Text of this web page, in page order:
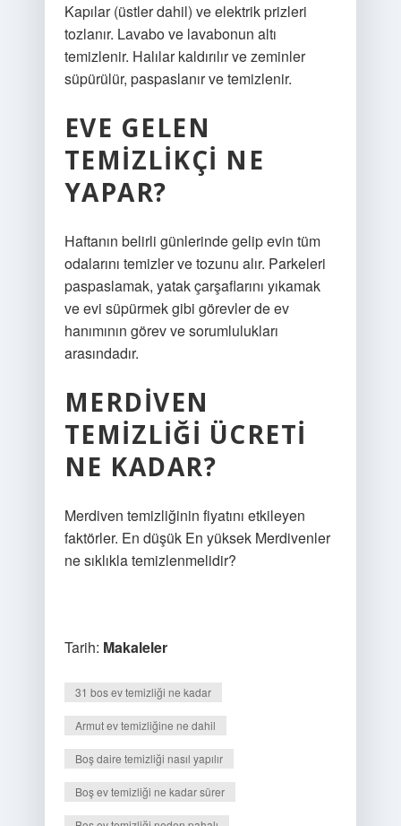
Kapılar (üstler dahil) ve elektrik prizleri
tozlanır. Lavabo ve lavabonun altı
temizlenir. Halılar kaldırılır ve zeminler
süpürülür, paspaslanır ve temizlenir.
EVE GELEN
TEMIZLIKÇI NE
YAPAR?
Haftanın belirli günlerinde gelip evin tüm
odalarını temizler ve tozunu alır. Parkeleri
paspaslamak, yatak çarşaflarını yıkamak
ve evi süpürmek gibi görevler de ev
hanımının görev ve sorumlulukları
arasındadır.
MERDIVEN
TEMIZLIĞI ÜCRETI
NE KADAR?
Merdiven temizliğinin fiyatını etkileyen
faktörler. En düşük En yüksek Merdivenler
ne sıklıkla temizlenmelidir?
Tarih: Makaleler
31 bos ev temizliği ne kadar
Armut ev temizliğine ne dahil
Boş daire temizliği nasıl yapılır
Boş ev temizliği ne kadar sürer